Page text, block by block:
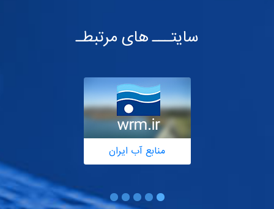
سایتـــ های مرتبطـ
منابع آب ایران